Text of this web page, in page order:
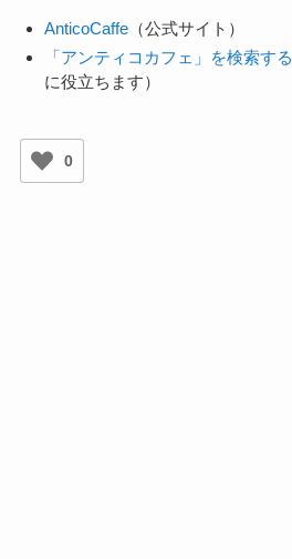
AnticoCaffe （公式サイト）
「アンティコカフェ」を検索する
に役立ちます）
0